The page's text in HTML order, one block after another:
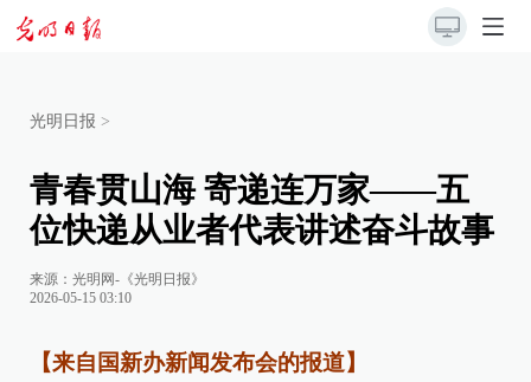
光明日报 >
青春贯山海 寄递连万家——五
位快递从业者代表讲述奋斗故事
来源： 光明网-《光明日报》
2026-05-15 03:10
【来自国新办新闻发布会的报道】